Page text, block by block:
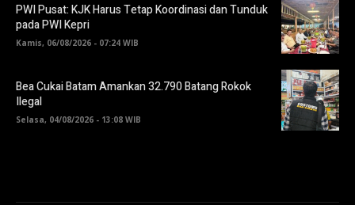
PWI Pusat: KJK Harus Tetap Koordinasi dan Tunduk
pada PWI Kepri
Kamis, 06/08/2026 - 07:24 WIB
Bea Cukai Batam Amankan 32.790 Batang Rokok
Ilegal
Selasa, 04/08/2026 - 13:08 WIB